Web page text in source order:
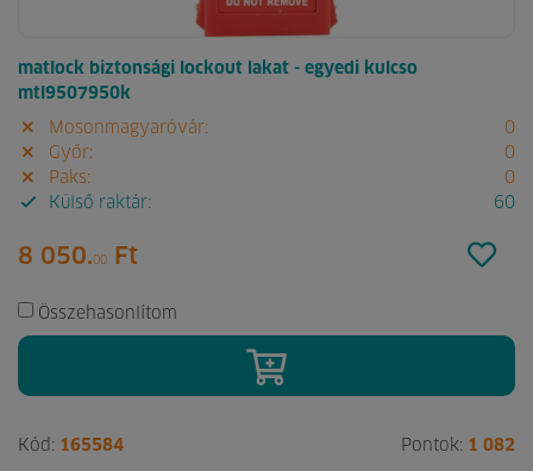
matlock biztonsági lockout lakat - egyedi kulcso
mtl9507950k
Mosonmagyaróvár:
0
Győr:
0
Paks:
0
Külső raktár:
60
8 050.00 Ft
Összehasonlítom
Kód: 165584 Pontok: 1 082